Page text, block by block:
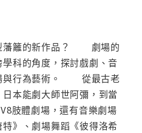
藩籬的新作品？ 劇場的
科的角度，探討戲劇、音
與行為藝術。 從最古老
本能劇大師世阿彌，到當
肢體劇場，還有音樂劇場
特》、劇場舞蹈《彼得洛希